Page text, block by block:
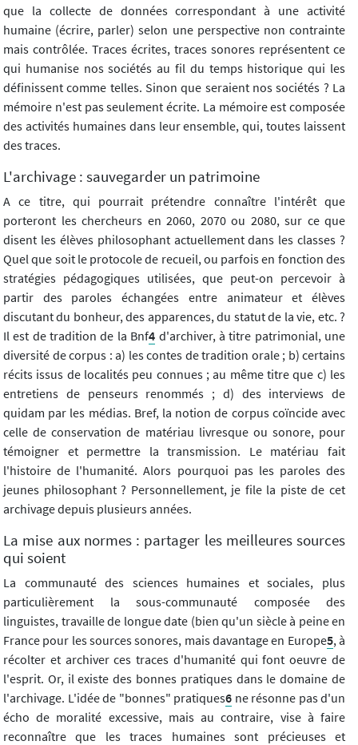
que la collecte de données correspondant à une activité
humaine (écrire, parler) selon une perspective non contrainte
mais contrôlée. Traces écrites, traces sonores représentent ce
qui humanise nos sociétés au fil du temps historique qui les
définissent comme telles. Sinon que seraient nos sociétés ? La
mémoire n'est pas seulement écrite. La mémoire est composée
des activités humaines dans leur ensemble, qui, toutes laissent
des traces.
L'archivage : sauvegarder un patrimoine
A ce titre, qui pourrait prétendre connaître l'intérêt que
porteront les chercheurs en 2060, 2070 ou 2080, sur ce que
disent les élèves philosophant actuellement dans les classes ?
Quel que soit le protocole de recueil, ou parfois en fonction des
stratégies pédagogiques utilisées, que peut-on percevoir à
partir des paroles échangées entre animateur et élèves
discutant du bonheur, des apparences, du statut de la vie, etc. ?
Il est de tradition de la Bnf4 d'archiver, à titre patrimonial, une
diversité de corpus : a) les contes de tradition orale ; b) certains
récits issus de localités peu connues ; au même titre que c) les
entretiens de penseurs renommés ; d) des interviews de
quidam par les médias. Bref, la notion de corpus coïncide avec
celle de conservation de matériau livresque ou sonore, pour
témoigner et permettre la transmission. Le matériau fait
l'histoire de l'humanité. Alors pourquoi pas les paroles des
jeunes philosophant ? Personnellement, je file la piste de cet
archivage depuis plusieurs années.
La mise aux normes : partager les meilleures sources
qui soient
La communauté des sciences humaines et sociales, plus
particulièrement la sous-communauté composée des
linguistes, travaille de longue date (bien qu'un siècle à peine en
France pour les sources sonores, mais davantage en Europe5, à
récolter et archiver ces traces d'humanité qui font oeuvre de
l'esprit. Or, il existe des bonnes pratiques dans le domaine de
l'archivage. L'idée de "bonnes" pratiques6 ne résonne pas d'un
écho de moralité excessive, mais au contraire, vise à faire
reconnaître que les traces humaines sont précieuses et